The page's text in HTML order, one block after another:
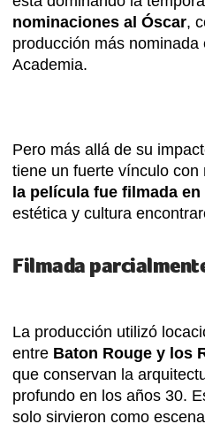
nominaciones al Óscar,
producción más
Academia.
Pero más allá de su
tiene un fuerte vínculo con
la película fue filmada
estética y cultura
Filmada
La producción utilizó
entre Baton Rouge y los
que conservan la
profundo en los años 30.
solo sirvieron como